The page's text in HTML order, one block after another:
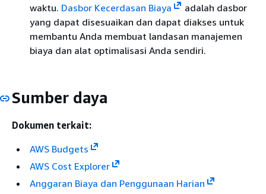
waktu. Dasbor Kecerdasan Biaya
adalah dasbor
yang dapat disesuaikan dan dapat diakses untuk
membantu Anda membuat landasan manajemen
biaya dan alat optimalisasi Anda sendiri.
Sumber daya
Dokumen terkait:
AWS Budgets
AWS Cost Explorer
Anggaran Biaya dan Penggunaan Harian